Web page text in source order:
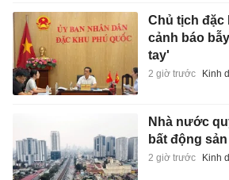
Chủ tịch đặc
cảnh báo
tay'
2 giờ trước Kinh
Nhà nước
bất động
2 giờ trước Kinh